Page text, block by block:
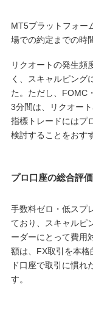
MT5プラットフォー
場での約定までの時
リクオートの発生頻
く、スキャルピング
た。ただし、FOMC
3分間は、リクオー
指標トレードにはプ
検討することをおす
プロ口座の総合評価
手数料ゼロ・低スプ
ており、スキャルピ
ーダーにとって費用
額は、FX取引を本
ド口座で取引に慣れ
す。